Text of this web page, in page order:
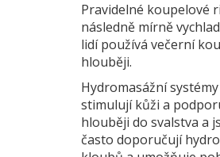
Pravidelné koupelové
následně mírně
lidí používá večerní
hlouběji.
Hydromasážní systémy
stimulují kůži a
hlouběji do svalstva a
často doporučují